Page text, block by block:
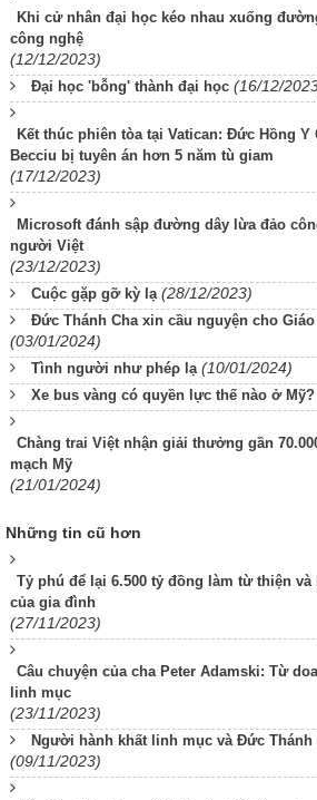
Khi cử nhân đại học kéo nhau xuống
công nghệ
(12/12/2023)
Đại học 'bỗng' thành đại học (16/12/
Kết thúc phiên tòa tại Vatican: Đức Hồng Y
Becciu bị tuyên án hơn 5 năm tù giam
(17/12/2023)
Microsoft đánh sập đường dây lừa đảo
người Việt
(23/12/2023)
Cuộc gặp gỡ kỳ lạ (28/12/2023)
Đức Thánh Cha xin cầu nguyện cho
(03/01/2024)
Tình người như phéρ lạ (10/01/2024)
Xe bus vàng có quyền lực thế nào ở Mỹ?
Chàng trai Việt nhận giải thưởng gần
mạch Mỹ
(21/01/2024)
Những tin cũ hơn
Tỷ phú để lại 6.500 tỷ đồng làm từ thiện
của gia đình
(27/11/2023)
Câu chuyện của cha Peter Adamski: Từ
linh mục
(23/11/2023)
Người hành khất linh mục và Đức Thánh
(09/11/2023)